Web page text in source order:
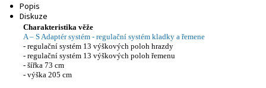
Popis
Diskuze
Charakteristika věže
A – S Adaptér systém - regulační systém kladky a řemene
- regulační systém 13 výškových poloh hrazdy
- regulační systém 13 výškových poloh řemenu
- šířka 73 cm
- výška 205 cm